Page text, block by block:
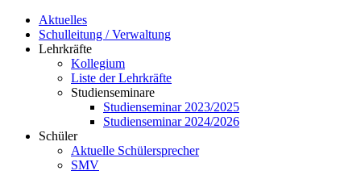
Aktuelles
Schulleitung / Verwaltung
Lehrkräfte
Kollegium
Liste der Lehrkräfte
Studienseminare
Studienseminar 2023/2025
Studienseminar 2024/2026
Schüler
Aktuelle Schülersprecher
SMV